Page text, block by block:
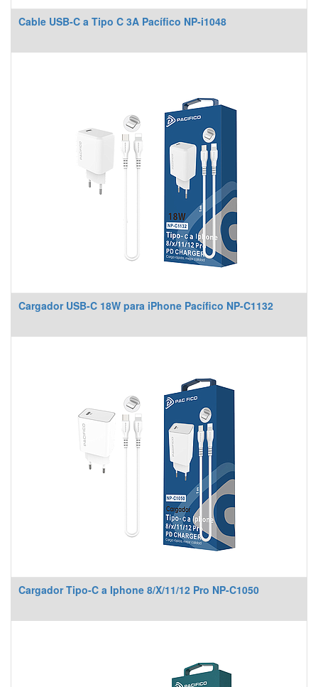
Cable USB‑C a Tipo C 3A Pacífico NP-i1048
Cargador USB-C 18W para iPhone Pacífico NP-C1132
Cargador Tipo-C a Iphone 8/X/11/12 Pro NP-C1050